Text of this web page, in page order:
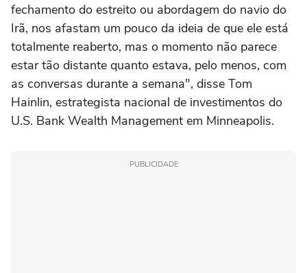
fechamento do estreito ou abordagem ‌do navio do
Irã, nos ⁠afastam um pouco da ⁠ideia de que ele está
totalmente reaberto, mas o momento não parece
estar tão distante quanto estava, ⁠pelo menos, com
as conversas durante a ‌semana", disse Tom
Hainlin, estrategista nacional ‌de investimentos do
U.S. Bank Wealth Management em Minneapolis.
PUBLICIDADE